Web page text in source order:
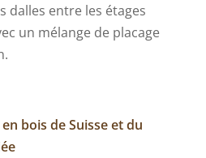
dalles entre les étages
un mélange de placage
bois de Suisse et du